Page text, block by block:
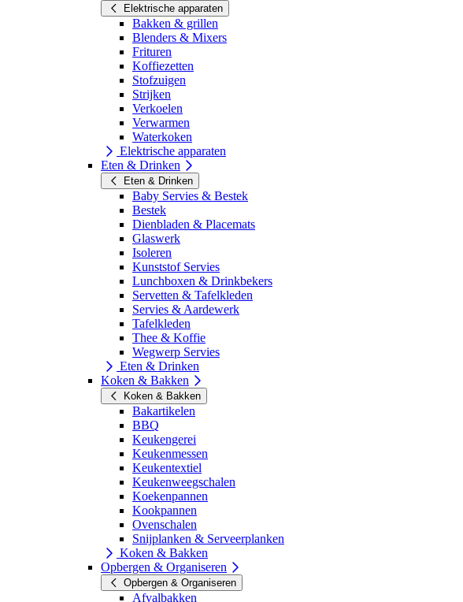
Elektrische apparaten
Bakken & grillen
Blenders & Mixers
Frituren
Koffiezetten
Stofzuigen
Strijken
Verkoelen
Verwarmen
Waterkoken
Elektrische apparaten
Eten & Drinken
Eten & Drinken
Baby Servies & Bestek
Bestek
Dienbladen & Placemats
Glaswerk
Isoleren
Kunststof Servies
Lunchboxen & Drinkbekers
Servetten & Tafelkleden
Servies & Aardewerk
Tafelkleden
Thee & Koffie
Wegwerp Servies
Eten & Drinken
Koken & Bakken
Koken & Bakken
Bakartikelen
BBQ
Keukengerei
Keukenmessen
Keukentextiel
Keukenweegschalen
Koekenpannen
Kookpannen
Ovenschalen
Snijplanken & Serveerplanken
Koken & Bakken
Opbergen & Organiseren
Opbergen & Organiseren
Afvalbakken